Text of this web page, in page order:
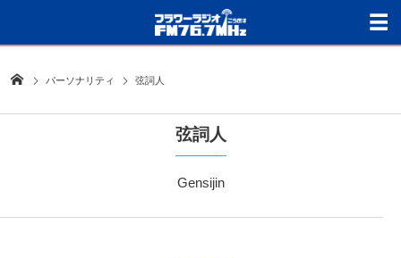
パーソナリティ 弦詞人
弦詞人
Gensijin